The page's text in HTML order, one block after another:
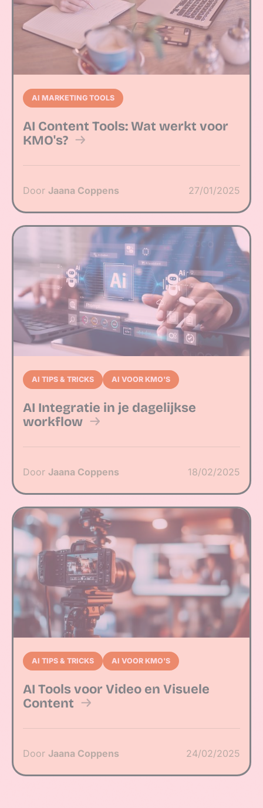
AI MARKETING TOOLS
AI Content Tools: Wat werkt voor
KMO's?
Door Jaana Coppens 27/01/2025
AI TIPS & TRICKS AI VOOR KMO'S
AI Integratie in je dagelijkse
workflow
Door Jaana Coppens 18/02/2025
AI TIPS & TRICKS AI VOOR KMO'S
AI Tools voor Video en Visuele
Content
Door Jaana Coppens 24/02/2025